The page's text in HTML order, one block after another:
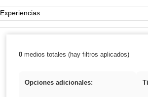
Palabra o frase:
Resultados de: Experiencias
0medios totales (hay filtros aplicados)
Opciones adicionales: